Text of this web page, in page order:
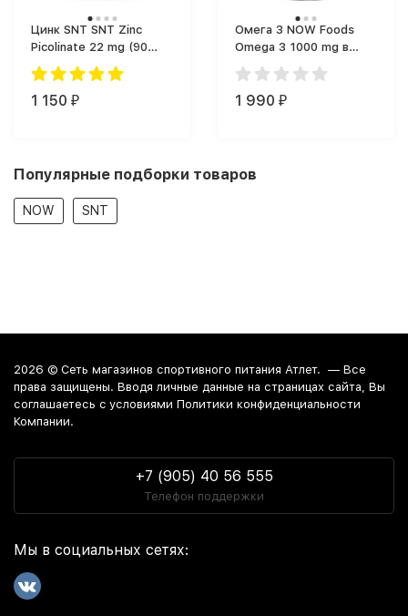
Цинк SNT SNT Zinc
Picolinate 22 mg (90
капс.)
1 150 ₽
Омега 3 NOW Foods
Omega 3 1000 mg в
капсулах (200 капс.)
1 990 ₽
Популярные подборки товаров
NOW SNT
2026 © Сеть магазинов спортивного питания Атлет. — Все
права защищены. Вводя личные данные на страницах сайта, Вы
соглашаетесь c условиями Политики конфиденциальности
Компании.
+7 (905) 40 56 555
Телефон поддержки
Мы в социальных сетях: